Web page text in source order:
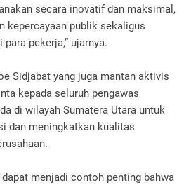
secara inovatif dan maksimal,
kepercayaan publik sekaligus
pekerja,” ujarnya.
Sidjabat yang juga mantan aktivis
kepada seluruh pengawas
di wilayah Sumatera Utara untuk
dan meningkatkan kualitas
dapat menjadi contoh penting bahwa